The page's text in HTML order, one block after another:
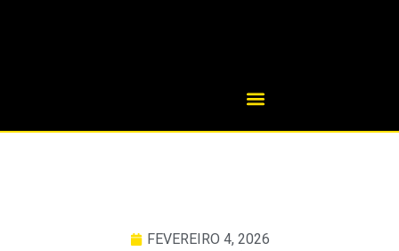
FEVEREIRO 4, 2026